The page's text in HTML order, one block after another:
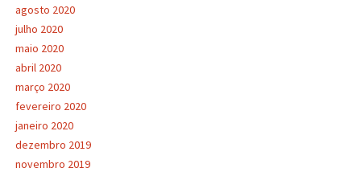
agosto 2020
julho 2020
maio 2020
abril 2020
março 2020
fevereiro 2020
janeiro 2020
dezembro 2019
novembro 2019